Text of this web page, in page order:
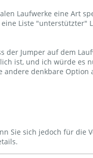
Laufwerke eine Art
Liste
Jumper auf dem
ist, und ich würde
andere denkbare
Sie sich jedoch für die